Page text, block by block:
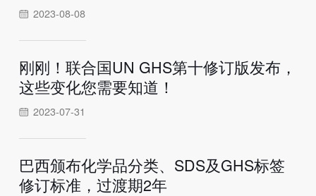
2023-08-08
刚刚！联合国UN GHS第十修订版发布，
这些变化您需要知道！
2023-07-31
巴西颁布化学品分类、SDS及GHS标签
修订标准，过渡期2年